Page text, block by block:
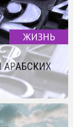
ЖИЗНЬ
АРАБСКИХ